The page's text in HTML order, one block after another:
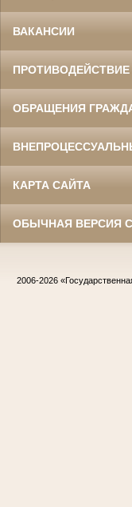
ВАКАНСИИ
ПРОТИВОДЕЙСТВИЕ
ОБРАЩЕНИЯ
КАРТА САЙТА
ОБЫЧНАЯ ВЕРСИЯ
2006-2026